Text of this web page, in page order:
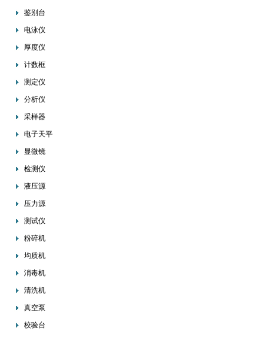
鉴别台
电泳仪
厚度仪
计数框
测定仪
分析仪
采样器
电子天平
显微镜
检测仪
液压源
压力源
测试仪
粉碎机
均质机
消毒机
清洗机
真空泵
校验台